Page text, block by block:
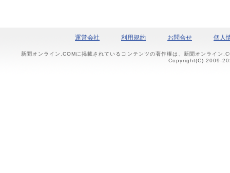
運営会社 利用規約 お問合せ 個人
新聞オンライン.COMに掲載されているコンテンツの著作権は、新聞オンライン
Copyright(C) 2009-